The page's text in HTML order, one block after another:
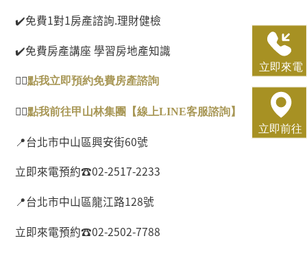
✔️免費1對1房產諮詢.理財健檢
✔️免費房產講座 學習房地產知識
👉🏻點我立即預約免費房產諮詢
👉🏻點我前往甲山林集團【線 上LINE客服諮詢】
📍台北市中山區興安街60號
立即來電預約☎02-2517-2233
📍台北市中山區龍江路128號
立即來電預約☎02-2502-7788